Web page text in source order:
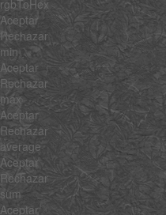
rgbToHex
Aceptar
Rechazar
min
Aceptar
Rechazar
max
Aceptar
Rechazar
average
Aceptar
Rechazar
sum
Aceptar